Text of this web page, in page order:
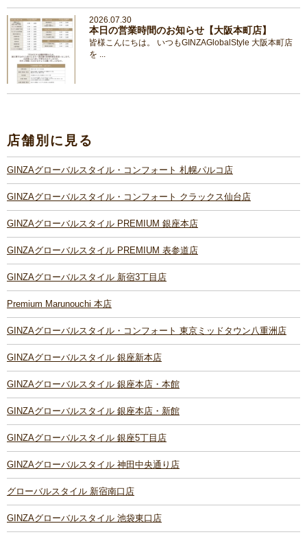
2026.07.30
本日の営業時間のお知らせ【大阪本町店】
皆様こんにちは。 いつもGINZAGlobalStyle 大阪本町店
を ...
店舗別に見る
GINZAグローバルスタイル・コンフォート 札幌パルコ店
GINZAグローバルスタイル・コンフォート クラックス仙台店
GINZAグローバルスタイル PREMIUM 銀座本店
GINZAグローバルスタイル PREMIUM 表参道店
GINZAグローバルスタイル 新宿3丁目店
Premium Marunouchi 本店
GINZAグローバルスタイル・コンフォート 東京ミッドタウン八重洲店
GINZAグローバルスタイル 銀座新本店
GINZAグローバルスタイル 銀座本店・本館
GINZAグローバルスタイル 銀座本店・新館
GINZAグローバルスタイル 銀座5丁目店
GINZAグローバルスタイル 神田中央通り店
グローバルスタイル 新宿南口店
GINZAグローバルスタイル 池袋東口店